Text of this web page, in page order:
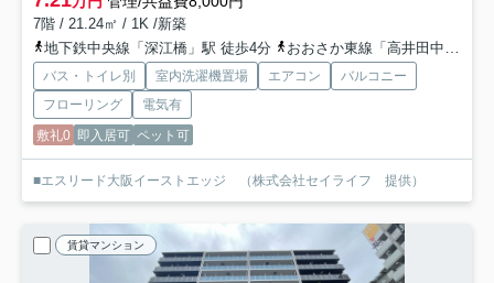
7階 / 21.24㎡ / 1K /新築
地下鉄中央線「深江橋」駅 徒歩4分
おおさか東線「高井田中央」駅 徒歩15分
バス・トイレ別 室内洗濯機置場 エアコン
バルコニー
フローリング
電気有
敷礼0 即入居可 ペット可
■エスリード大阪イーストエッジ （株式会社セイライフ 提供）
賃貸マンション